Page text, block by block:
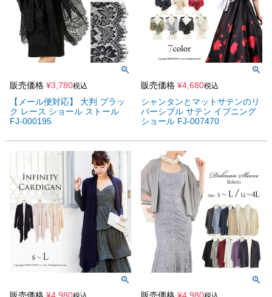
販売価格 ¥3,780税込
【メール便対応】 大判 ブラッ
ク レース ショール ストール
FJ-000195
販売価格 ¥4,680税込
シャンタンとマットサテンのリ
バーシブル サテン イブニング
ショール FJ-007470